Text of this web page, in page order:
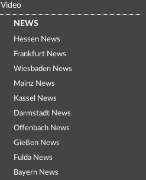
Video
NEWS
Hessen News
Frankfurt News
Wiesbaden News
Mainz News
Kassel News
Darmstadt News
Offenbach News
Gießen News
Fulda News
Bayern News